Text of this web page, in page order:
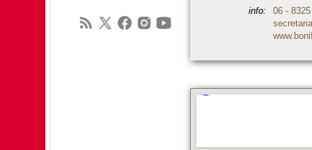
info:
06 -